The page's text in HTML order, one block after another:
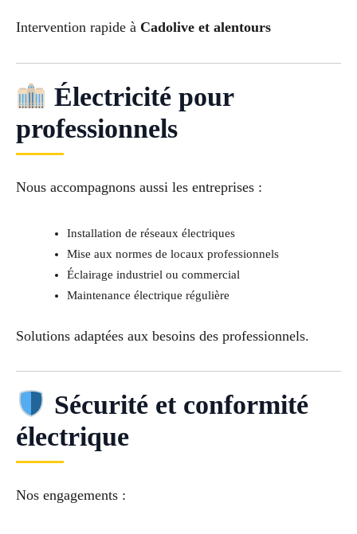
Intervention rapide à Cadolive et alentours
Électricité pour
professionnels
Nous accompagnons aussi les entreprises :
Installation de réseaux électriques
Mise aux normes de locaux professionnels
Éclairage industriel ou commercial
Maintenance électrique régulière
Solutions adaptées aux besoins des professionnels.
Sécurité et conformité
électrique
Nos engagements :